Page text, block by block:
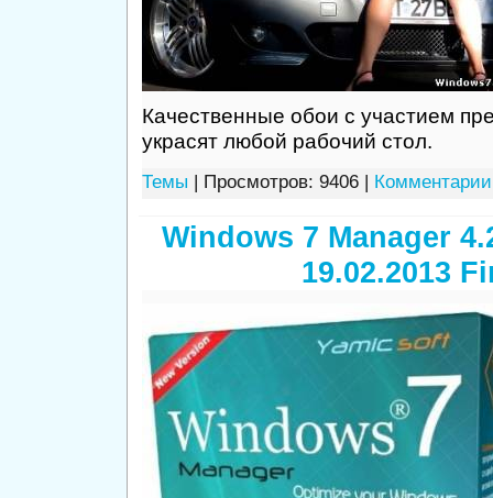
Качественные обои с участием
украсят любой рабочий стол.
Темы | Просмотров: 9406 |
Windows 7 Manager
19.02.2013